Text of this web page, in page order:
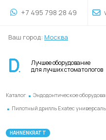
+7 495 798 28 49
Ваш город: Москва
Лучшее оборудование
для лучших стоматологов
Каталог . Эндодонтическое
. Пилотный дрилль Exatec
HAHNENKRATT